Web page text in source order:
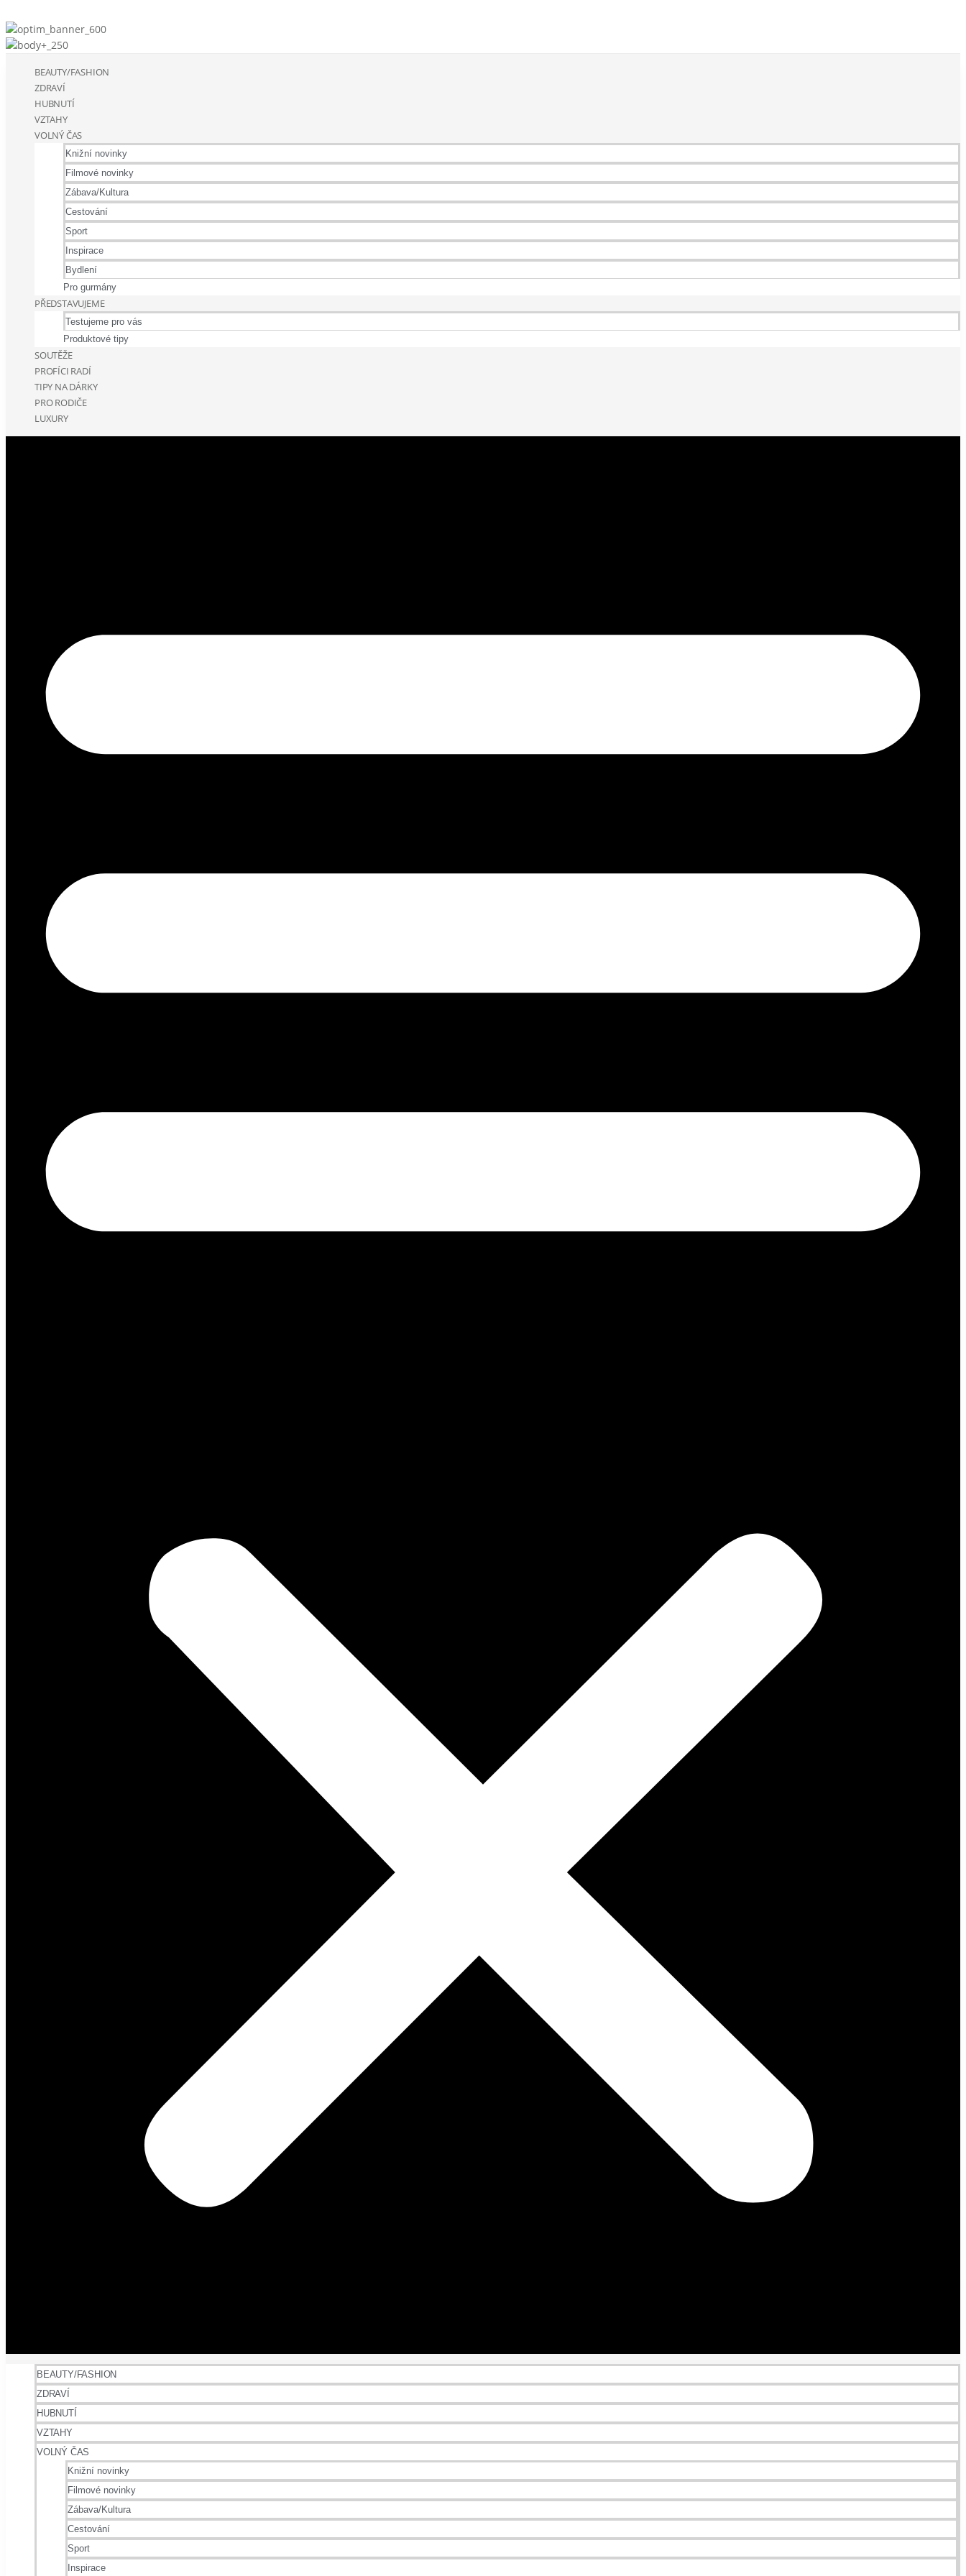
BEAUTY/FASHION
ZDRAVÍ
HUBNUTÍ
VZTAHY
VOLNÝ ČAS
Knižní novinky
Filmové novinky
Zábava/Kultura
Cestování
Sport
Inspirace
Bydlení
Pro gurmány
PŘEDSTAVUJEME
Testujeme pro vás
Produktové tipy
SOUTĚŽE
PROFÍCI RADÍ
TIPY NA DÁRKY
PRO RODIČE
LUXURY
BEAUTY/FASHION
ZDRAVÍ
HUBNUTÍ
VZTAHY
VOLNÝ ČAS
Knižní novinky
Filmové novinky
Zábava/Kultura
Cestování
Sport
Inspirace